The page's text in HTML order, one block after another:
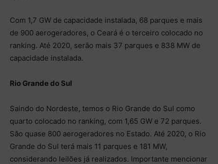
Com 1,7 GW de capacidade instalada, 68 parques e mais
de 900 aerogeradores, o Ceará é o terceiro colocado no
ranking. Até 2020, serão mais 37 parques e 838 MW de
capacidade instalada.
Rio Grande do Sul
Saindo do Nordeste, temos o Rio Grande do Sul como
quarto colocado no ranking, com 1,65 GW e 72 parques.
São quase 800 aerogeradores no Estado. Até 2020, o Rio
Grande do Sul terá mais 11 parques e 181 MW,
considerando leilões já realizados. Importante mencionar